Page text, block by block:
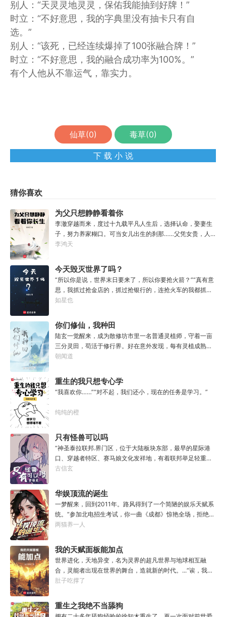
别人：“天灵灵地灵灵，保佑我能抽到好牌！”
时立：“不好意思，我的字典里没有抽卡只有自
选。”
别人：“该死，已经连续爆掉了100张融合牌！”
时立：“不好意思，我的融合成功率为100%。”
有个人他从不靠运气，靠实力。
仙草(0) 毒草(0)
下 载 小 说
猜你喜欢
为父只想静静看着你
长生
李澈穿越而来，度过十九载平凡人生后，选择认命，娶妻生
子，努力养家糊口。可当女儿出生的刹那……父凭女贵，人
生不再平凡。……女儿平安出生，你获得道果【仙工】女儿
无灾，获得道果【无垢心】女儿三岁，活泼机灵，获得道果
【棋圣】女儿四岁、五岁、六岁…………李澈发现，女儿每长
大一岁，他便可凝聚出一颗道果，加持己身。从此以后，李
澈有了一个朴实无华的愿望。一岁一道果，默默守长生。为
父只想……从老婆孩子热炕头开始，心平气和的守护女儿长
间。
李鸿天
今天毁灭世界了吗？
“所以你是说，世界末日要来了，所以你要抢火箭？”“真有意
思，我抓过抢金店的，抓过抢银行的，连抢火车的我都抓
过，就是没抓过抢火箭的。”“你怎么想的？就算你真把火箭
开。”“真的，我已经开过无数次了。”“还有，你们真得快
点，我没时间了。”“没时间？”男人呵呵一笑。“你很忙
吗？”“很忙。”林序点点头。“我得去毁灭下一个世界了。”
如星也
你们修仙，我种田
陆玄一觉醒来，成为散修坊市里一名普通灵植师，守着一亩
三分灵田，苟活于修行界。好在意外发现，每有灵植成熟，
自己便能得到额外奖励。收获剑草一株，获得剑丸一枚。收
焰丹丹方一张。……从此，他便安分守住自家灵田，坐看修
行界风起云涌，沧海桑田。“什么切磋斗法，秘境探索，寻仙
缘，得法宝……通通与我无关！”“我只想安安静静的种田。”
朝闻道
重生的我只想专心学
习
“我喜欢你……”“对不起，我们还小，现在的任务是学习。”
纯纯的橙
只有怪兽可以吗
“神圣泰拉联邦.界门区，位于大陆板块东部，最早的星际港
口、穿越者特区、赛马娘文化发祥地，有着联邦举足轻重的
经济地位与社会影响力，大家还记得这份考点么？”“老师，
愉快地告知各位一件事，你们的时事政治将增加一串新的考
点，或许再过两年还会编入历史教材，不过那就不是各位需
要担心的事了。”“啊？”“怪兽宣传特区——这是界门区即将
获得的新称谓，也是今年的新考点。”“至于造就并推进这项
新政策的形象代言人，既是我的学生，也是各位的学长，换
事顺心的那位？”“没错，奥默.林顿，林顿事务所的所长、中
央特雷森的名训练员、黑暗反派系外观第33届冠军得主——
当然，他不爱听最后这个头衔。值得一提的是……他到现在
也总是不顺心。”“因为最近老有人在他事务所咨询赛马娘的
古信玄
华娱顶流的诞生
一梦醒来，回到2011年。路风得到了一个简陋的娱乐天赋系
统。“参加北电招生考试，你一曲《成都》惊艳全场，拒绝蜜
姐邀请，发疯苦学备战高考，以专业第一名入学，恭喜你，
想窒息，带资进组，截胡男一号，与狮姐疯狂炒CP，成功登
顶周票房冠军，恭喜你，获得了【张震的卓越气质】”……什
么是顶流？永争第一，绝不服输！强大的人气，恐怖的票
房，无敌的收视率，踏着无数对手铸就威名，颜值与才华并
存，真实不做作，拥有一个广为流传的爱恨恩怨故事。十年
两猫养一人
我的天赋面板能加点
世界进化，天地异变，名为灵界的超凡世界与地球相互融
合，灵能者出现在世界的舞台，造就新的时代。...“诶，我这
天赋面板下面怎么有个加号？”“来都来了，不点一下试
板！加天赋！....【神勇无双】：高额免伤，使用长武器时力
量判定提升50%。【灵能-圣体】：巨量提升灵能量，灵能总
肚子吃撑了
重生之我绝不当舔狗